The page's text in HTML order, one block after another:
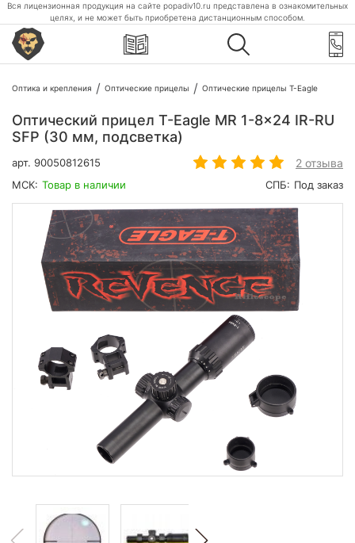
Вся лицензионная продукция на сайте popadiv10.ru представлена в ознакомительных
целях, и не может быть приобретена дистанционным способом.
Оптика и крепления Оптические прицелы Оптические прицелы T-Eagle
Оптический прицел T-Eagle MR 1-8x24 IR-RU
SFP (30 мм, подсветка)
арт. 90050812615 2 отзыва
МСК: Товар в наличии СПБ: Под заказ